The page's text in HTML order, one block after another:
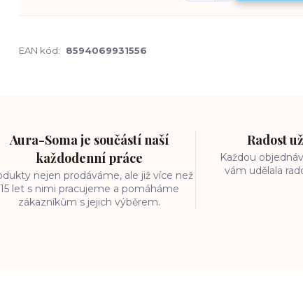
EAN kód: 8594069931556
Aura-Soma je součástí naší
každodenní práce
nejen prodáváme, ale již více než
15 let s nimi pracujeme a pomáháme
zákazníkům s jejich výběrem.
Radost
Každou
vám udělala